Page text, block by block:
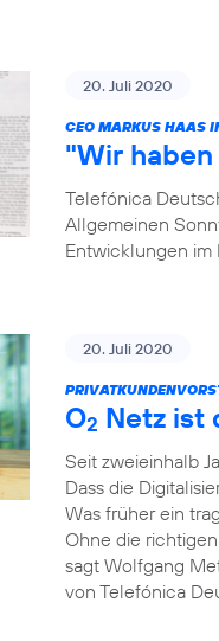
20. Juli 2020
CEO MARKUS HAAS
"Wir
Telefónica
Allgemeinen
Entwicklungen im
20. Juli 2020
O2 Netz ist
Seit zweieinhalb
Dass die
Was früher ein
Ohne die
sagt Wolfgang
von Telefónica